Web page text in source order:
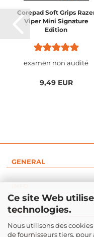
Ce site Web
technologies.
Nous utilisons des
de fournisseurs tiers,
Corepad Soft Grips
Viper Mini Signature
Edition
examen non audité
9,49 EUR
GENERAL
DROIT
PAIEMENT